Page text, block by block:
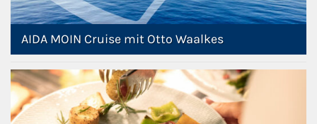
AIDA MOIN Cruise mit Otto Waalkes